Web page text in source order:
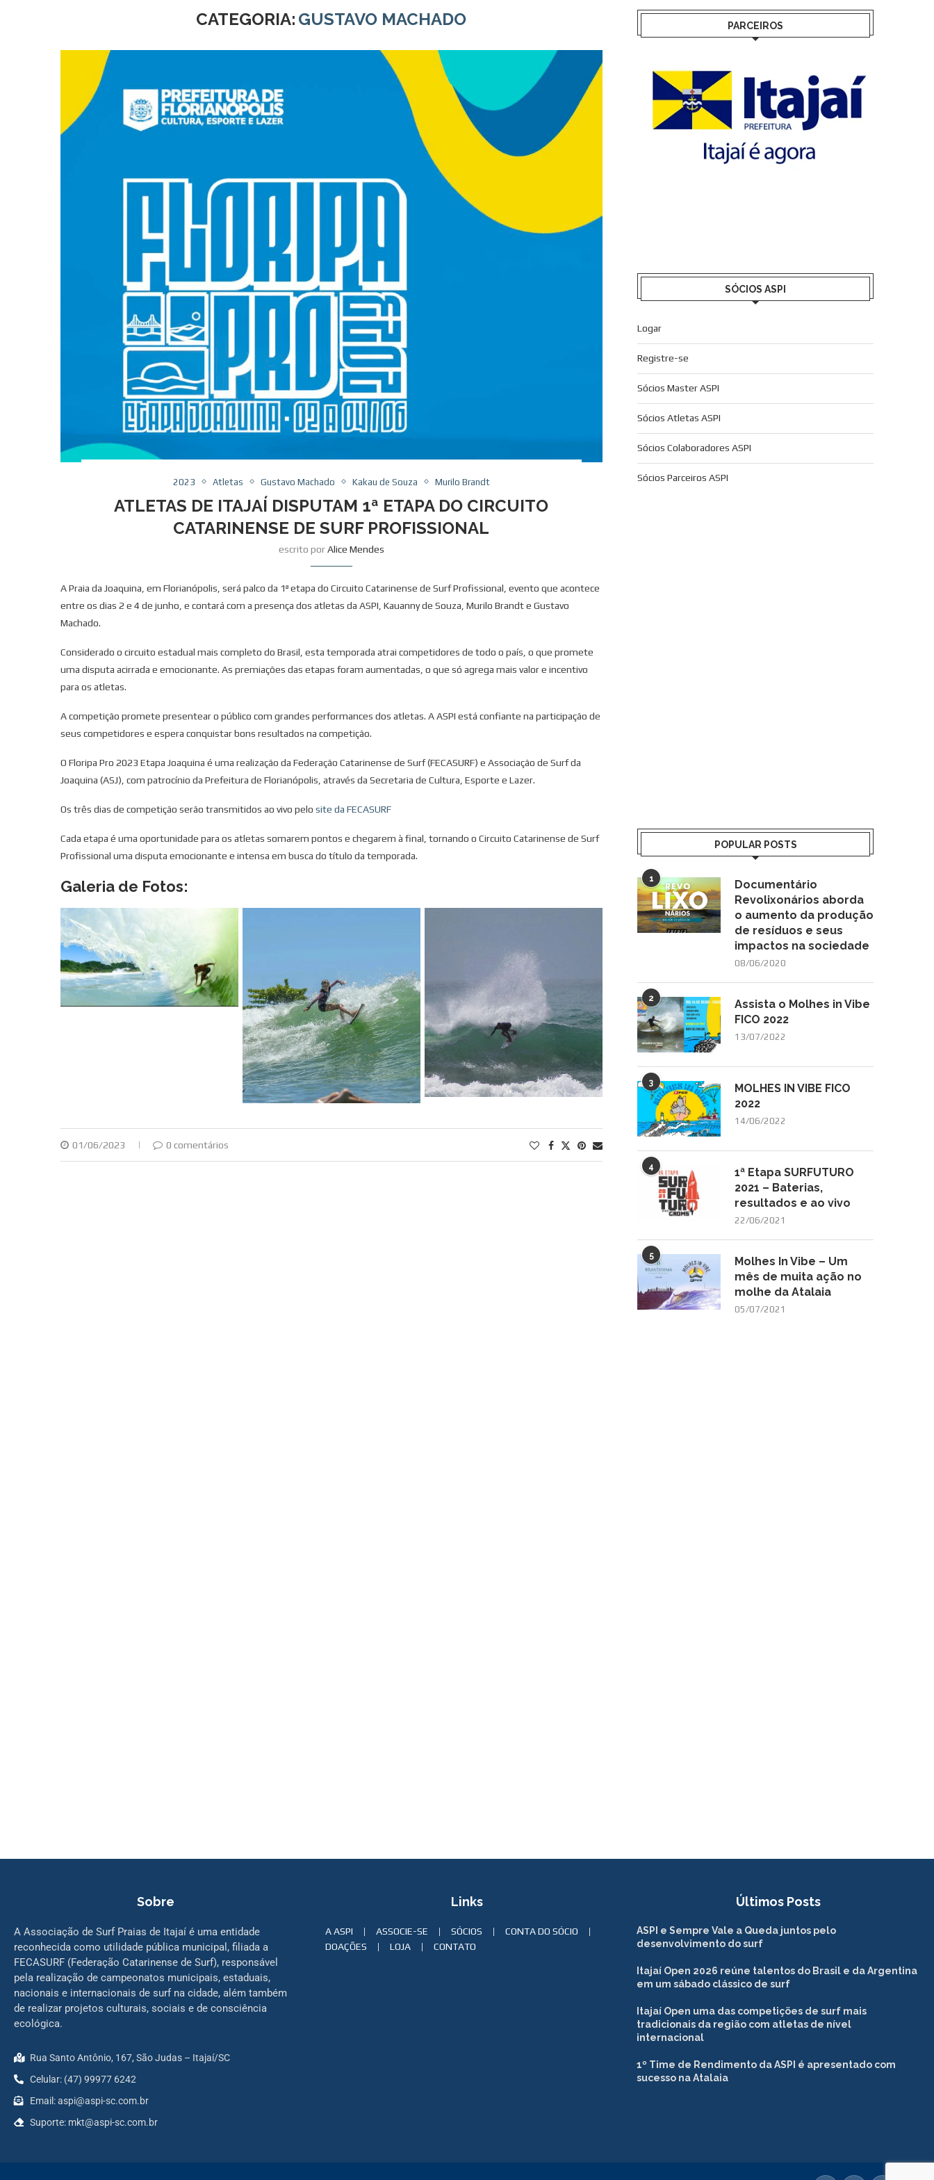
CATEGORIA: GUSTAVO MACHADO
2023 Atletas Gustavo Machado Kakau de Souza Murilo Brandt
ATLETAS DE ITAJAÍ DISPUTAM 1ª ETAPA DO CIRCUITO
CATARINENSE DE SURF PROFISSIONAL
escrito porAlice Mendes
A Praia da Joaquina, em Florianópolis, será palco da 1ª etapa do Circuito Catarinense de Surf Profissional, evento que acontece
entre os dias 2 e 4 de junho, e contará com a presença dos atletas da ASPI, Kauanny de Souza, Murilo Brandt e Gustavo
Machado.
Considerado o circuito estadual mais completo do Brasil, esta temporada atrai competidores de todo o país, o que promete
uma disputa acirrada e emocionante. As premiações das etapas foram aumentadas, o que só agrega mais valor e incentivo
para os atletas.
A competição promete presentear o público com grandes performances dos atletas. A ASPI está confiante na participação de
seus competidores e espera conquistar bons resultados na competição.
O Floripa Pro 2023 Etapa Joaquina é uma realização da Federação Catarinense de Surf (FECASURF) e Associação de Surf da
Joaquina (ASJ), com patrocínio da Prefeitura de Florianópolis, através da Secretaria de Cultura, Esporte e Lazer.
Os três dias de competição serão transmitidos ao vivo pelo site da FECASURF
Cada etapa é uma oportunidade para os atletas somarem pontos e chegarem à final, tornando o Circuito Catarinense de Surf
Profissional uma disputa emocionante e intensa em busca do título da temporada.
Galeria de Fotos:
01/06/2023 0 comentários
PARCEIROS
SÓCIOS ASPI
Logar
Registre-se
Sócios Master ASPI
Sócios Atletas ASPI
Sócios Colaboradores ASPI
Sócios Parceiros ASPI
POPULAR POSTS
1
Documentário
Revolixonários aborda
o aumento da produção
de resíduos e seus
impactos na sociedade
08/06/2020
2
Assista o Molhes in Vibe
FICO 2022
13/07/2022
3
MOLHES IN VIBE FICO
2022
14/06/2022
4
1ª Etapa SURFUTURO
2021 – Baterias,
resultados e ao vivo
22/06/2021
5
Molhes In Vibe – Um
mês de muita ação no
molhe da Atalaia
05/07/2021
Sobre
A Associação de Surf Praias de Itajaí é uma entidade
reconhecida como utilidade pública municipal, filiada a
FECASURF (Federação Catarinense de Surf), responsável
pela realização de campeonatos municipais, estaduais,
nacionais e internacionais de surf na cidade, além também
de realizar projetos culturais, sociais e de consciência
ecológica.
Rua Santo Antônio, 167, São Judas – Itajaí/SC
Celular: (47) 99977 6242
Email: aspi@aspi-sc.com.br
Suporte: mkt@aspi-sc.com.br
Links
A ASPI ASSOCIE-SE SÓCIOS
CONTA DO SÓCIO
DOAÇÕES
LOJA CONTATO
Últimos Posts
ASPI e Sempre Vale a Queda juntos pelo
desenvolvimento do surf
Itajaí Open 2026 reúne talentos do Brasil e da Argentina
em um sábado clássico de surf
Itajaí Open uma das competições de surf mais
tradicionais da região com atletas de nível
internacional
1º Time de Rendimento da ASPI é apresentado com
sucesso na Atalaia